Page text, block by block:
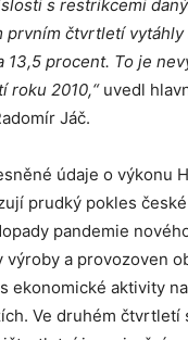
s restrikcemi
prvním čtvrtletí
13,5 procent. To je
roku 2010,“ uvedl
Jáč.
údaje o výkonu
prudký pokles
pandemie
výroby a provozoven
ekonomické aktivity
Ve druhém čtvrtletí